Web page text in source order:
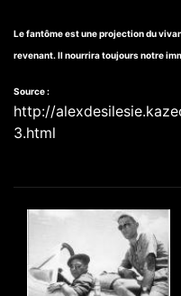
Le fantôme est une projection du
revenant. Il nourrira toujours notre
Source :
http://
3.html